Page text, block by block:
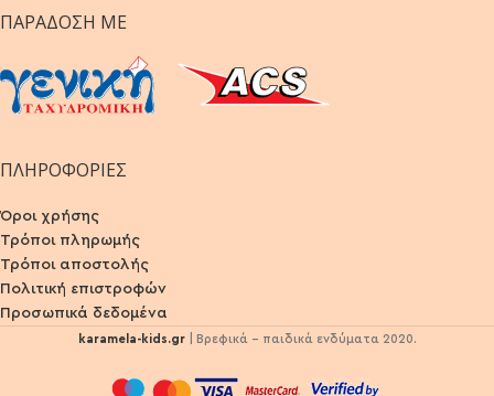
ΠΑΡΆΔΟΣΗ ΜΕ
ΠΛΗΡΟΦΟΡΙΕΣ
Όροι χρήσης
Τρόποι πληρωμής
Τρόποι αποστολής
Πολιτική επιστροφών
Προσωπικά δεδομένα
karamela-kids.gr | Βρεφικά - παιδικά ενδύματα 2020.